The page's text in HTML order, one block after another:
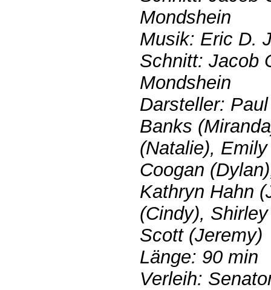
Mondshein
Musik: Eric D.
Schnitt: Jacob
Mondshein
Darsteller:
Banks
(Natalie),
Coogan
Kathryn Hahn
(Cindy),
Scott (Jeremy)
Länge: 90 min
Verleih: